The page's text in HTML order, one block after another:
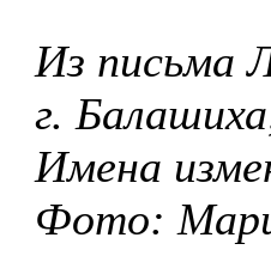
Из письма
г.
Имена
Фото: